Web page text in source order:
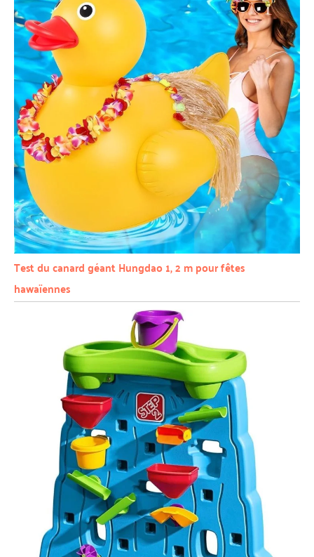
Test du canard géant Hungdao 1, 2 m pour fêtes
hawaïennes